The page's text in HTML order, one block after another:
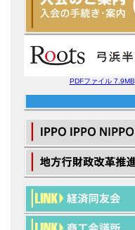
PDFファイル 7.9MB